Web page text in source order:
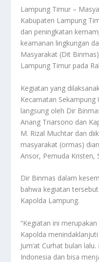
Lampung Timur –
Kabupaten Lampung
dan peningkatan
keamanan lingkungan
Masyarakat (Dit
Lampung Timur pada
Kegiatan yang
Kecamatan
langsung oleh Dir
Anang Triarsono dan
M. Rizal Muchtar dan
masyarakat (ormas)
Ansor, Pemuda Kristen,
Dir Binmas dalam
bahwa kegiatan
Kapolda Lampung.
“Kegiatan ini
Kapolda
Jum’at Curhat bulan
Indonesia dan bisa